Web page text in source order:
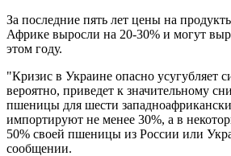
За последние пять лет цены на
Африке выросли на 20-30% и могут
этом году.
"Кризис в Украине опасно
вероятно, приведет к значительному
пшеницы для шести
импортируют не менее 30%, а в
50% своей пшеницы из России или
сообщении.